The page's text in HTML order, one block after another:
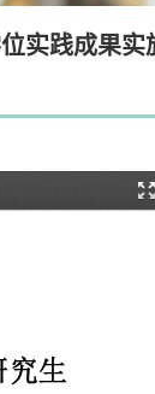
实践成果实